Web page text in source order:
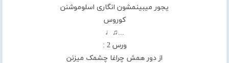
یجور میبینمشون انگاری اسلوموشنن
کوروس
...♫♩
ورس 2 :
از دور همش چراغا چشمک میزنن